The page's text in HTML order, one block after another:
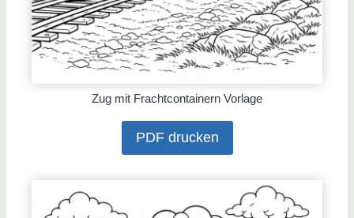
Zug mit Frachtcontainern Vorlage
PDF drucken